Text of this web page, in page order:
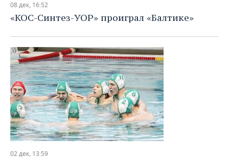
08 дек, 16:52
«КОС-Синтез-УОР» проиграл «Балтике»
02 дек, 13:59